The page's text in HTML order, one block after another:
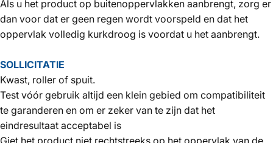
Als u het product op buitenoppervlakken aanbrengt, zorg er
dan voor dat er geen regen wordt voorspeld en dat het
oppervlak volledig kurkdroog is voordat u het aanbrengt.
SOLLICITATIE
Kwast, roller of spuit.
Test vóór gebruik altijd een klein gebied om compatibiliteit
te garanderen en om er zeker van te zijn dat het
eindresultaat acceptabel is
Giet het product niet rechtstreeks op het oppervlak van de